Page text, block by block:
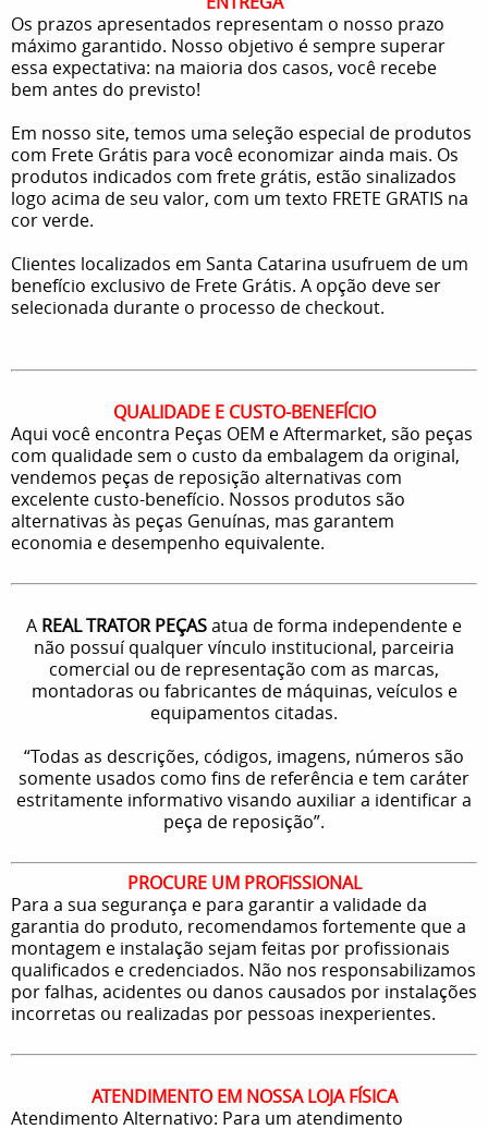
Os prazos apresentados representam o nosso prazo
máximo garantido. Nosso objetivo é sempre superar
essa expectativa: na maioria dos casos, você recebe
bem antes do previsto!
Em nosso site, temos uma seleção especial de produtos
com Frete Grátis para você economizar ainda mais. Os
produtos indicados com frete grátis, estão sinalizados
logo acima de seu valor, com um texto FRETE GRATIS na
cor verde.
Clientes localizados em Santa Catarina usufruem de um
benefício exclusivo de Frete Grátis. A opção deve ser
selecionada durante o processo de checkout.
QUALIDADE E CUSTO-BENEFÍCIO
Aqui você encontra Peças OEM e Aftermarket, são peças
com qualidade sem o custo da embalagem da original,
vendemos peças de reposição alternativas com
excelente custo-benefício. Nossos produtos são
alternativas às peças Genuínas, mas garantem
economia e desempenho equivalente.
A REAL TRATOR PEÇASatua de forma independente e
não possuí qualquer vínculo institucional, parceiria
comercial ou de representação com as marcas,
montadoras ou fabricantes de máquinas, veículos e
equipamentos citadas.
“Todas as descrições, códigos, imagens, números são
somente usados como fins de referência e tem caráter
estritamente informativo visando auxiliar a identificar a
peça de reposição”.
PROCURE UM PROFISSIONAL
Para a sua segurança e para garantir a validade da
garantia do produto, recomendamos fortemente que a
montagem e instalação sejam feitas por profissionais
qualificados e credenciados. Não nos responsabilizamos
por falhas, acidentes ou danos causados por instalações
incorretas ou realizadas por pessoas inexperientes.
ATENDIMENTO EM NOSSA LOJA FÍSICA
Atendimento Alternativo: Para um atendimento